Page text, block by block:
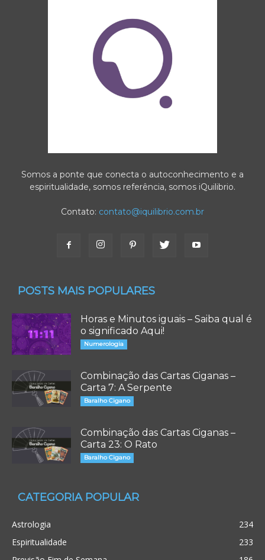
Somos a ponte que conecta o autoconhecimento e a
espiritualidade, somos referência, somos iQuilibrio.
Contato: contato@iquilibrio.com.br
POSTS MAIS POPULARES
Horas e Minutos iguais – Saiba qual é
o significado Aqui!
Numerologia
Combinação das Cartas Ciganas –
Carta 7: A Serpente
Baralho Cigano
Combinação das Cartas Ciganas –
Carta 23: O Rato
Baralho Cigano
CATEGORIA POPULAR
Astrologia
234
Espiritualidade
233